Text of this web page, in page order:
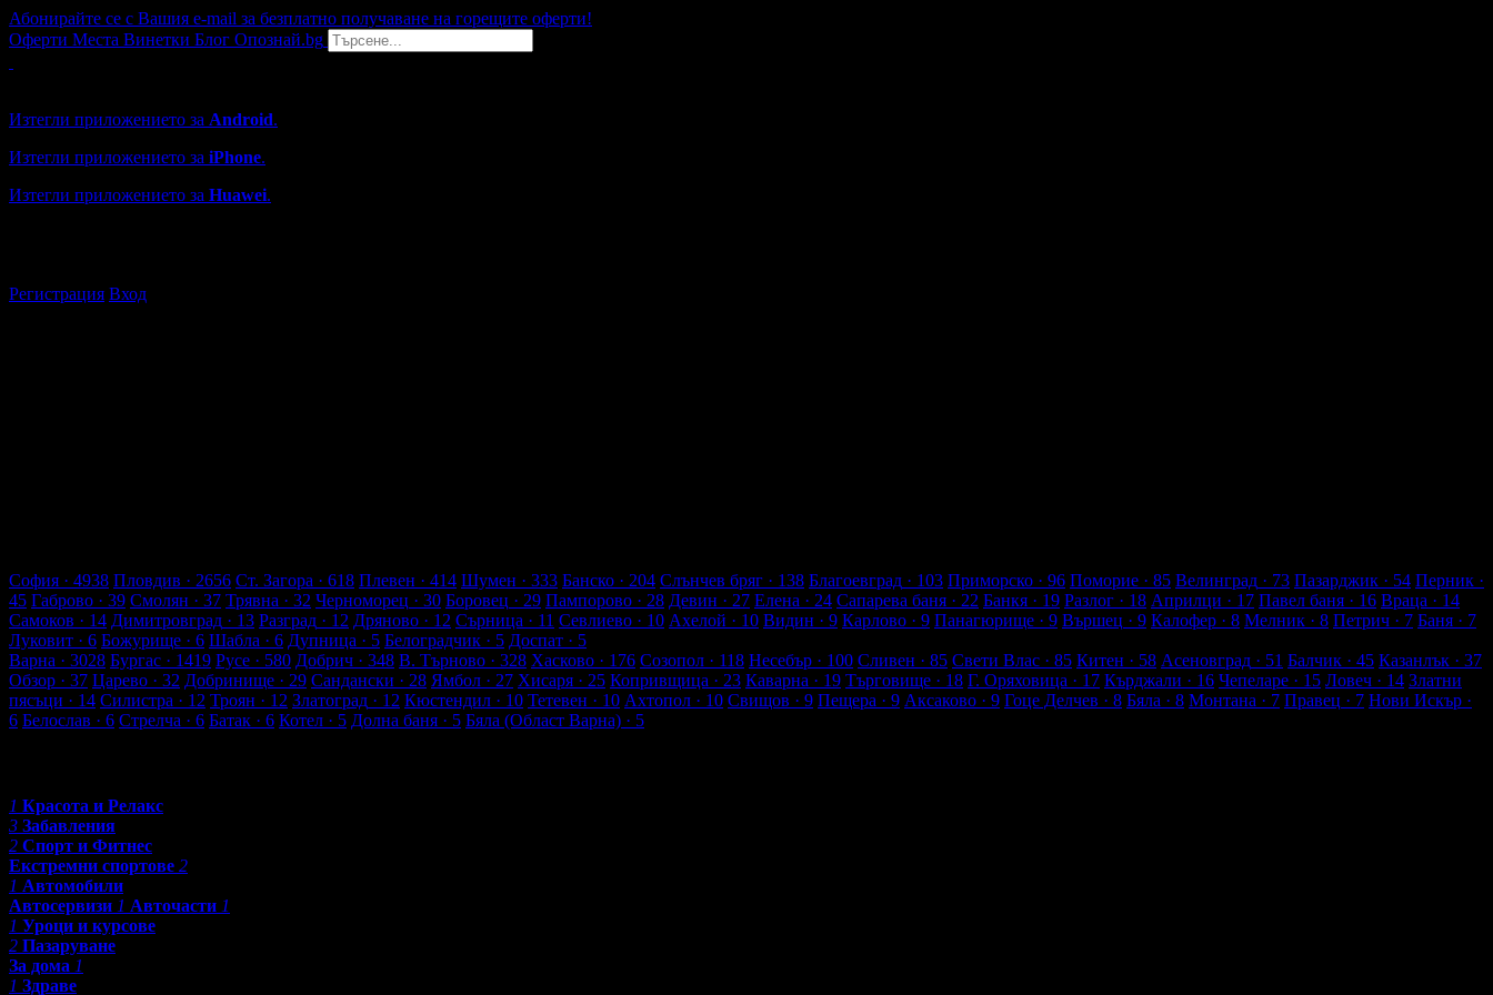
Абонирайте се с Вашия e-mail за безплатно получаване на горещите оферти!
Оферти Места Винетки Блог Опознай.bg
Изтегли приложението за Android.
Изтегли приложението за iPhone.
Изтегли приложението за Huawei.
Регистрация Вход
София · 4938 Пловдив · 2656 Ст. Загора · 618 Плевен · 414 Шумен · 333 Банско · 204 Слънчев бряг · 138 Благоевград · 103 Приморско · 96 Поморие · 85 Велинград · 73 Пазарджик · 54 Перник ·
45 Габрово · 39 Смолян · 37 Трявна · 32 Черноморец · 30 Боровец · 29 Пампорово · 28 Девин · 27 Елена · 24 Сапарева баня · 22 Банкя · 19 Разлог · 18 Априлци · 17 Павел баня · 16 Враца · 14
Самоков · 14 Димитровград · 13 Разград · 12 Дряново · 12 Сърница · 11 Севлиево · 10 Ахелой · 10 Видин · 9 Карлово · 9 Панагюрище · 9 Вършец · 9 Калофер · 8 Мелник · 8 Петрич · 7 Баня · 7
Луковит · 6 Божурище · 6 Шабла · 6 Дупница · 5 Белоградчик · 5 Доспат · 5
Варна · 3028 Бургас · 1419 Русе · 580 Добрич · 348 В. Търново · 328 Хасково · 176 Созопол · 118 Несебър · 100 Сливен · 85 Свети Влас · 85 Китен · 58 Асеновград · 51 Балчик · 45 Казанлък · 37
Обзор · 37 Царево · 32 Добринище · 29 Сандански · 28 Ямбол · 27 Хисаря · 25 Копривщица · 23 Каварна · 19 Търговище · 18 Г. Оряховица · 17 Кърджали · 16 Чепеларе · 15 Ловеч · 14 Златни
пясъци · 14 Силистра · 12 Троян · 12 Златоград · 12 Кюстендил · 10 Тетевен · 10 Ахтопол · 10 Свищов · 9 Пещера · 9 Аксаково · 9 Гоце Делчев · 8 Бяла · 8 Монтана · 7 Правец · 7 Нови Искър ·
6 Белослав · 6 Стрелча · 6 Батак · 6 Котел · 5 Долна баня · 5 Бяла (Област Варна) · 5
1 Красота и Релакс
3 Забавления
2 Спорт и Фитнес
Екстремни спортове 2
1 Автомобили
Автосервизи 1 Авточасти 1
1 Уроци и курсове
2 Пазаруване
За дома 1
1 Здраве